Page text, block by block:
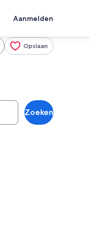
Aanmelden
Opslaan
Zoeken